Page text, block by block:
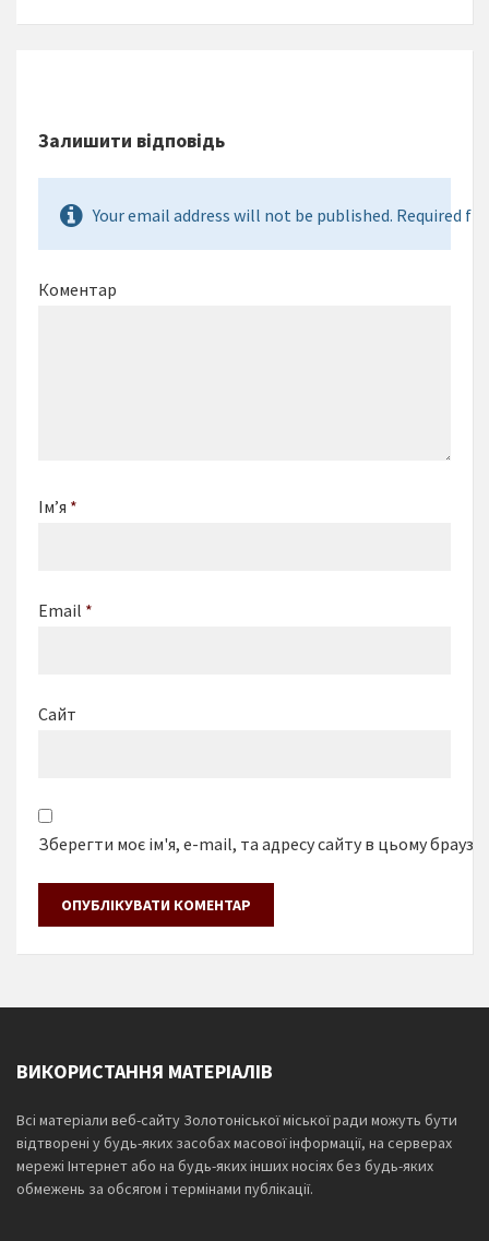
Залишити відповідь
Your email address will not be published. Required
Коментар
Ім’я *
Email *
Сайт
Зберегти моє ім'я, e-mail, та адресу сайту в цьому
ВИКОРИСТАННЯ МАТЕРІАЛІВ
Всі матеріали веб-сайту Золотоніської міської ради можуть бути
відтворені у будь-яких засобах масової інформації, на серверах
мережі Інтернет або на будь-яких інших носіях без будь-яких
обмежень за обсягом і термінами публікації.